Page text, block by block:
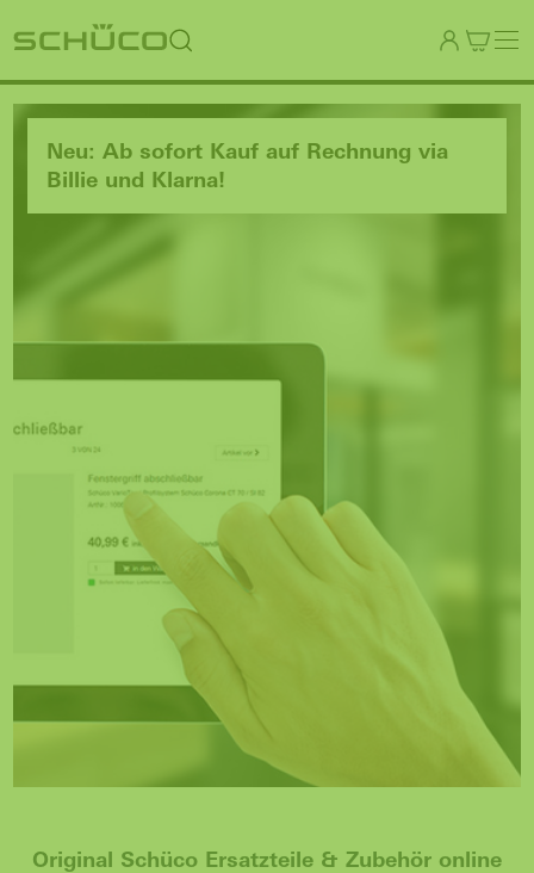
Neu: Ab sofort Kauf auf Rechnung via
Billie und Klarna!
Original Schüco Ersatzteile & Zubehör online